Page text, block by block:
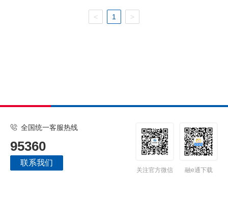
< 1 >
关注官方微信 融e通下载
全国统一客服热线
95360
联系我们